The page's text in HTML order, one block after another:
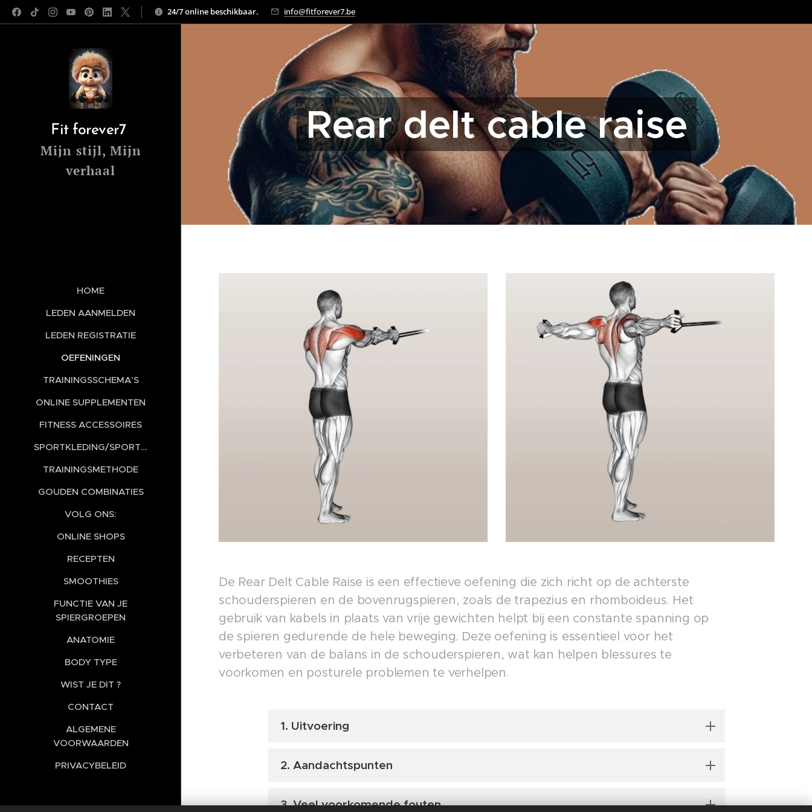
24/7 online beschikbaar. info@fitforever7.be
Fit forever7
Mijn stijl, Mijn
verhaal
HOME
LEDEN AANMELDEN
LEDEN REGISTRATIE
OEFENINGEN
TRAININGSSCHEMA'S
ONLINE SUPPLEMENTEN
FITNESS ACCESSOIRES
SPORTKLEDING/SPORTSCHOENEN
TRAININGSMETHODE
GOUDEN COMBINATIES
VOLG ONS:
ONLINE SHOPS
RECEPTEN
SMOOTHIES
FUNCTIE VAN JE
SPIERGROEPEN
ANATOMIE
BODY TYPE
WIST JE DIT ?
CONTACT
ALGEMENE
VOORWAARDEN
PRIVACYBELEID
Rear delt cable raise
De Rear Delt Cable Raise is een effectieve oefening die zich richt op de achterste
schouderspieren en de bovenrugspieren, zoals de trapezius en rhomboideus. Het
gebruik van kabels in plaats van vrije gewichten helpt bij een constante spanning op
de spieren gedurende de hele beweging. Deze oefening is essentieel voor het
verbeteren van de balans in de schouderspieren, wat kan helpen blessures te
voorkomen en posturele problemen te verhelpen.
1. Uitvoering
Neem in elke hand een handvat vast.
heupen, zodat je bovenlichaam ongeveer 45 graden naar voren is gekanteld.
2. Aandachtspunten
3. Veel voorkomende fouten